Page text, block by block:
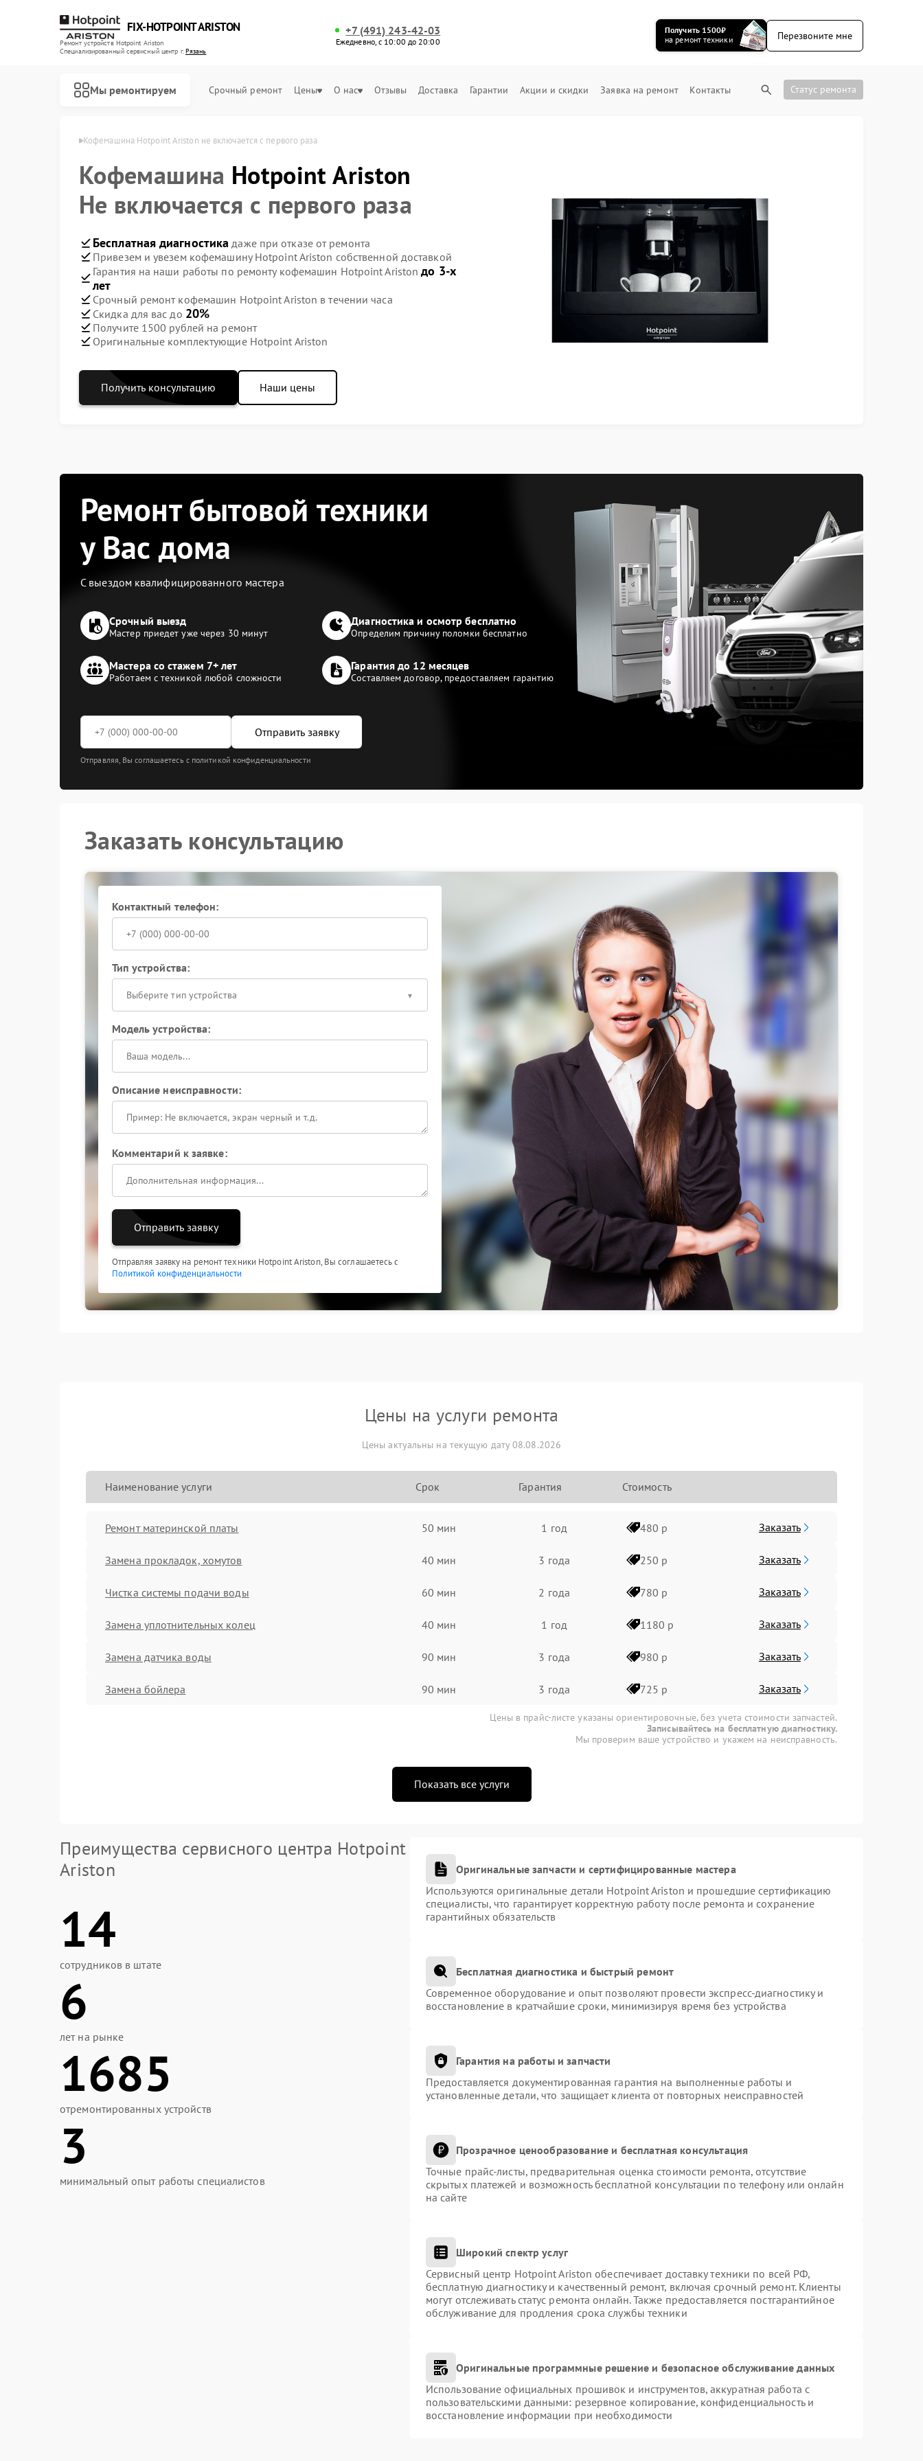
FIX-HOTPOINT ARISTON
Ремонт устройств Hotpoint Ariston
Специализированный cервисный центр г.Рязань
+7 (491) 243-42-03
Ежедневно, с 10:00 до 20:00
Получить 1500₽
на ремонт техники
Перезвоните мне
Мы ремонтируем Срочный ремонт Цены О нас Отзывы Доставка Гарантии Акции и скидки Заявка на ремонт Контакты Статус ремонта
Кофемашина Hotpoint Ariston не включается с первого раза
Кофемашина Hotpoint Ariston
Не включается с первого раза
Бесплатная диагностика даже при отказе от ремонта
Привезем и увезем кофемашину Hotpoint Ariston собственной доставкой
Гарантия на наши работы по ремонту кофемашин Hotpoint Aristonдо 3-х
лет
Срочный ремонт кофемашин Hotpoint Ariston в течении часа
Скидка для вас до 20%
Получите 1500 рублей на ремонт
Оригинальные комплектующие Hotpoint Ariston
Получить консультацию Наши цены
Ремонт бытовой техники
у Вас дома
С выездом квалифицированного мастера
Срочный выезд
Мастер приедет уже через 30 минут
Диагностика и осмотр бесплатно
Определим причину поломки бесплатно
Мастера со стажем 7+ лет
Работаем с техникой любой сложности
Гарантия до 12 месяцев
Составляем договор, предоставляем гарантию
Отправить заявку
Отправляя, Вы соглашаетесь с политикой конфиденциальности
Заказать консультацию
Контактный телефон:
Тип устройства:
Выберите тип устройства
Модель устройства:
Описание неисправности:
Комментарий к заявке:
Отправить заявку
Отправляя заявку на ремонт техники Hotpoint Ariston, Вы соглашаетесь с
Политикой конфиденциальности
Цены на услуги ремонта
Цены актуальны на текущую дату 08.08.2026
Наименование услуги Срок Гарантия Стоимость
Ремонт материнской платы 50 мин 1 год 480 р Заказать
Замена прокладок, хомутов 40 мин 3 года 250 р Заказать
Чистка системы подачи воды 60 мин 2 года 780 р Заказать
Замена уплотнительных колец 40 мин 1 год 1180 р Заказать
Замена датчика воды 90 мин 3 года 980 р Заказать
Замена бойлера 90 мин 3 года 725 р Заказать
Цены в прайс-листе указаны ориентировочные, без учета стоимости запчастей.
Записывайтесь на бесплатную диагностику.
Мы проверим ваше устройство и укажем на неисправность.
Показать все услуги
Преимущества сервисного центра Hotpoint
Ariston
14
сотрудников в штате
6
лет на рынке
1685
отремонтированных устройств
3
минимальный опыт работы специалистов
Оригинальные запчасти и сертифицированные мастера
Используются оригинальные детали Hotpoint Ariston и прошедшие сертификацию
специалисты, что гарантирует корректную работу после ремонта и сохранение
гарантийных обязательств
Бесплатная диагностика и быстрый ремонт
Современное оборудование и опыт позволяют провести экспресс-диагностику и
восстановление в кратчайшие сроки, минимизируя время без устройства
Гарантия на работы и запчасти
Предоставляется документированная гарантия на выполненные работы и
установленные детали, что защищает клиента от повторных неисправностей
Прозрачное ценообразование и бесплатная консультация
Точные прайс-листы, предварительная оценка стоимости ремонта, отсутствие
скрытых платежей и возможность бесплатной консультации по телефону или онлайн
на сайте
Широкий спектр услуг
Сервисный центр Hotpoint Ariston обеспечивает доставку техники по всей РФ,
бесплатную диагностику и качественный ремонт, включая срочный ремонт. Клиенты
могут отслеживать статус ремонта онлайн. Также предоставляется постгарантийное
обслуживание для продления срока службы техники
Оригинальные программные решение и безопасное обслуживание данных
Использование официальных прошивок и инструментов, аккуратная работа с
пользовательскими данными: резервное копирование, конфиденциальность и
восстановление информации при необходимости